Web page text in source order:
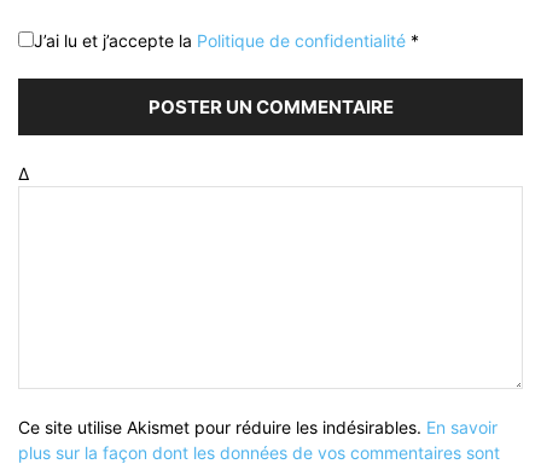
J’ai lu et j’accepte la Politique de confidentialité *
Δ
Ce site utilise Akismet pour réduire les indésirables. En savoir
plus sur la façon dont les données de vos commentaires sont